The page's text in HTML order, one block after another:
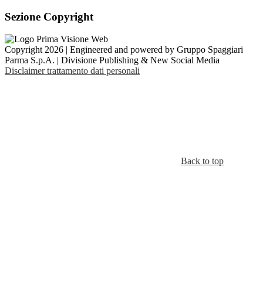
Sezione Copyright
Copyright 2026 | Engineered and powered by Gruppo Spaggiari
Parma S.p.A. | Divisione Publishing & New Social Media
Disclaimer trattamento dati personali
Back to top